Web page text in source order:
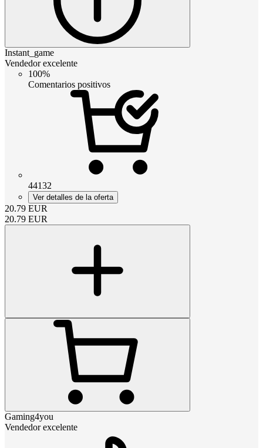
Instant_game
Vendedor excelente
100%
Comentarios positivos
44132
Ver detalles de la oferta
20.79 EUR
20.79 EUR
Gaming4you
Vendedor excelente